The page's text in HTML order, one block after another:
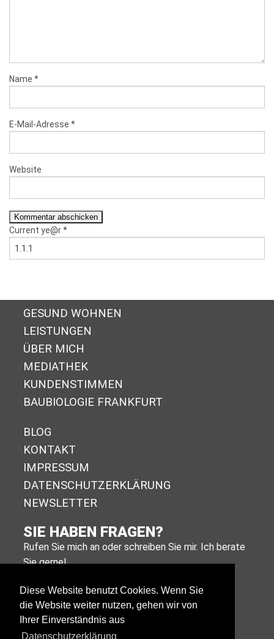
Diese Website benutzt Cookies. Wenn Sie
die Website weiter nutzen, gehen wir von
Ihrer Einverständnis aus
Datenschutzerklärung
Name *
E-Mail-Adresse *
Website
Current ye@r*
GESUND WOHNEN
LEISTUNGEN
ÜBER MICH
MEDIATHEK
KUNDENSTIMMEN
BAUBIOLOGIE FRANKFURT
BLOG
KONTAKT
IMPRESSUM
DA­TEN­SCHUTZ­ER­KLÄ­RUNG
NEWSLETTER
SIE HABEN FRAGEN?
Rufen Sie mich an oder schreiben Sie mir. Ich berate
Sie gerne!
E-MAIL SCHREIBEN